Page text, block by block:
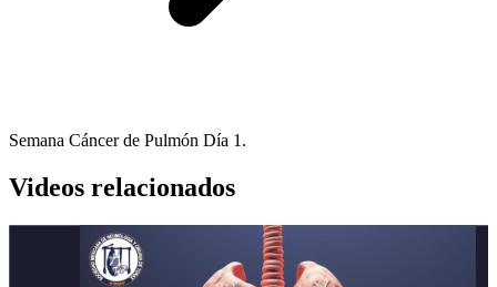
Semana Cáncer de Pulmón Día 1.
Videos relacionados